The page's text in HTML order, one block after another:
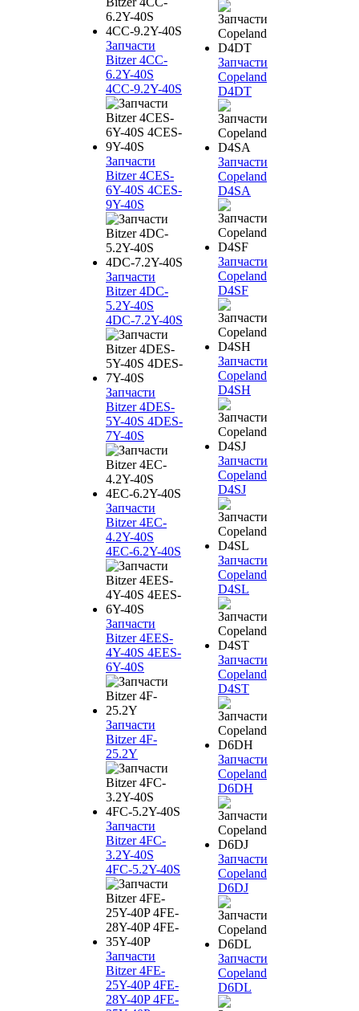
Запчасти
Bitzer 4CC-
6.2Y-40S
4CC-9.2Y-40S
Запчасти
Bitzer 4CES-
6Y-40S 4CES-
9Y-40S
Запчасти
Bitzer 4DC-
5.2Y-40S
4DC-7.2Y-40S
Запчасти
Bitzer 4DES-
5Y-40S 4DES-
7Y-40S
Запчасти
Bitzer 4EC-
4.2Y-40S
4EC-6.2Y-40S
Запчасти
Bitzer 4EES-
4Y-40S 4EES-
6Y-40S
Запчасти
Bitzer 4F-
25.2Y
Запчасти
Bitzer 4FC-
3.2Y-40S
4FC-5.2Y-40S
Запчасти
Bitzer 4FE-
25Y-40P 4FE-
28Y-40P 4FE-
Запчасти
Copeland
D4DT
Запчасти
Copeland
D4SA
Запчасти
Copeland
D4SF
Запчасти
Copeland
D4SH
Запчасти
Copeland
D4SJ
Запчасти
Copeland
D4SL
Запчасти
Copeland
D4ST
Запчасти
Copeland
D6DH
Запчасти
Copeland
D6DJ
Запчасти
Copeland
D6DL